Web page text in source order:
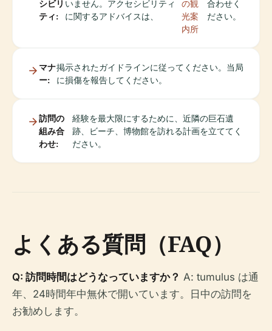
シビリ
ティ:
いません。アクセシビリティ
に関するアドバイスは、
の観
光案
内所
合わせく
ださい。
マナ
ー:
掲示されたガイドラインに従ってください。当局
に損傷を報告してください。
訪問の
組み合
わせ:
経験を最大限にするために、近隣の巨石遺
跡、ビーチ、博物館を訪れる計画を立ててく
ださい。
よくある質問（FAQ）
Q: 訪問時間はどうなっていますか？ A: tumulus は通
年、24時間年中無休で開いています。日中の訪問を
お勧めします。